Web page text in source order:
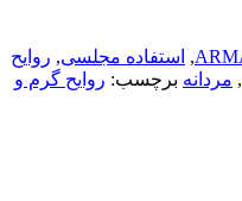
, استفاده مجلسی, روایح
, مردانه برچسب: روایح گرم و